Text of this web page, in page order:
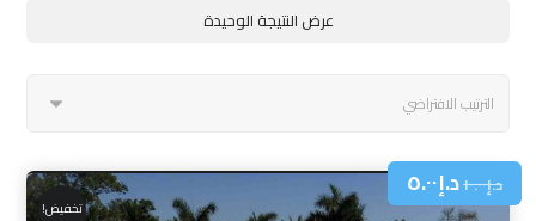
عرض النتيجة الوحيدة
د.إ١٠.٠٠د.إ٥.٠٠
تخفيض!